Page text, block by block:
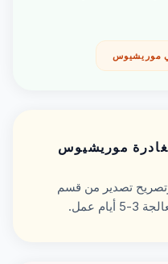
موريشيوس
موريشيوس
تصدير من قسم
عمل.